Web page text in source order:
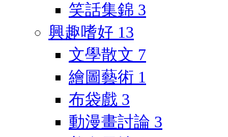
笑話集錦 3
興趣嗜好 13
文學散文 7
繪圖藝術 1
布袋戲 3
動漫畫討論 3